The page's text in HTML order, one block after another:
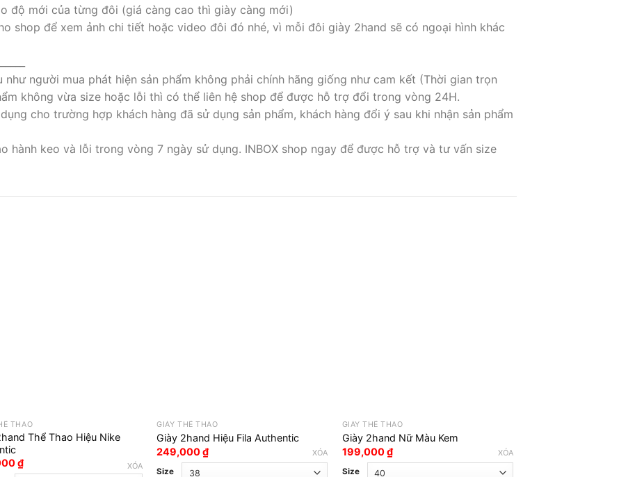
độ mới của từng đôi (giá càng cao thì giày càng mới)
shop để xem ảnh chi tiết hoặc video đôi đó nhé, vì mỗi đôi giày 2hand sẽ có ngoại hình khác
người mua phát hiện sản phẩm không phải chính hãng giống như cam kết (Thời gian trọn
không vừa size hoặc lỗi thì có thể liên hệ shop để được hỗ trợ đổi trong vòng 24H.
cho trường hợp khách hàng đã sử dụng sản phẩm, khách hàng đổi ý sau khi nhận sản phẩm
hành keo và lỗi trong vòng 7 ngày sử dụng. INBOX shop ngay để được hỗ trợ và tư vấn size
THAO
Thể Thao Hiệu Nike
₫ XÓA
GIÀY THỂ THAO
Giày 2hand Hiệu Fila Authentic
249,000₫
Size
XÓA
GIÀY THỂ THAO
Giày 2hand Nữ Màu Kem
199,000₫
Size
XÓA